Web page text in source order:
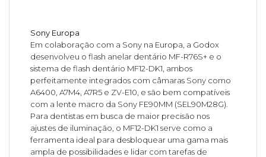
Sony Europa
Em colaboração com a Sony na Europa, a Godox
desenvolveu o flash anelar dentário MF-R76S+ e o
sistema de flash dentário MF12-DK1, ambos
perfeitamente integrados com câmaras Sony como
A6400, A7M4, A7R5 e ZV-E10, e são bem compatíveis
com a lente macro da Sony FE90MM (SEL90M28G).
Para dentistas em busca de maior precisão nos
ajustes de iluminação, o MF12-DK1 serve como a
ferramenta ideal para desbloquear uma gama mais
ampla de possibilidades e lidar com tarefas de